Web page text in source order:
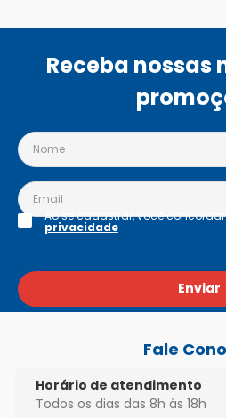
Receba nossas
Enviar
Ao se cadastrar, você
privacidade
Fale
Horário de atendimento
Todos os dias das 8h às 18h